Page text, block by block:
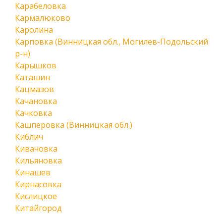
Карабеловка
Кармалюково
Каролина
Карповка (Винницкая обл., Могилев-Подольский
р-н)
Карышков
Каташин
Кацмазов
Качановка
Качковка
Кашперовка (Винницкая обл.)
Киблич
Кивачовка
Кильяновка
Кинашев
Кирнасовка
Кислицкое
Китайгород